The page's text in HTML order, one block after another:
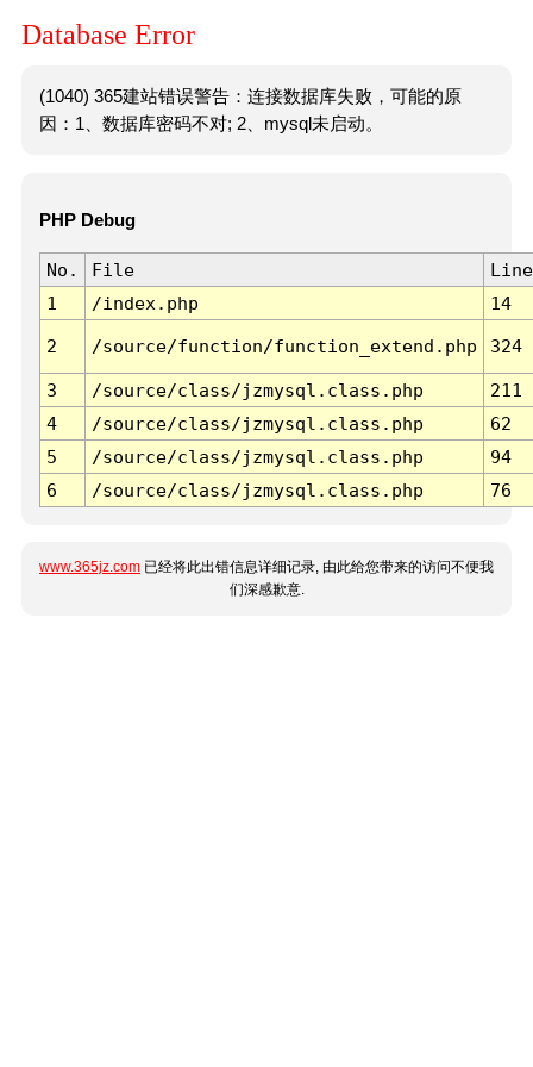
Database Error
(1040) 365建站错误警告：连接数据库失败，可能的原
因：1、数据库密码不对; 2、mysql未启动。
PHP Debug
No. File
Line
1
/index.php 14
2 /source/function/function_extend.php 324
3 /source/class/jzmysql.class.php
211
4
/source/class/jzmysql.class.php
62
5
/source/class/jzmysql.class.php
94
6
/source/class/jzmysql.class.php 76
www.365jz.com 已经将此出错信息详细记录, 由此给您带来的访问不便我
们深感歉意.